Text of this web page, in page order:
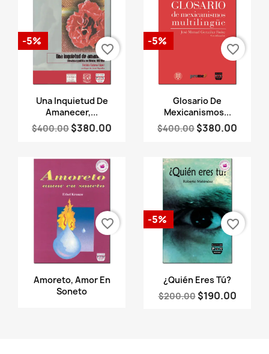
Vista rápida
Una Inquietud De
Amanecer,...
$400.00 $380.00
-5%
favorite_border
Vista rápida
Glosario De
Mexicanismos...
$400.00 $380.00
-5%
favorite_border
Vista rápida
Amoreto, Amor En
Soneto
favorite_border
Vista rápida
¿Quién Eres Tú?
$200.00 $190.00
-5% favorite_border